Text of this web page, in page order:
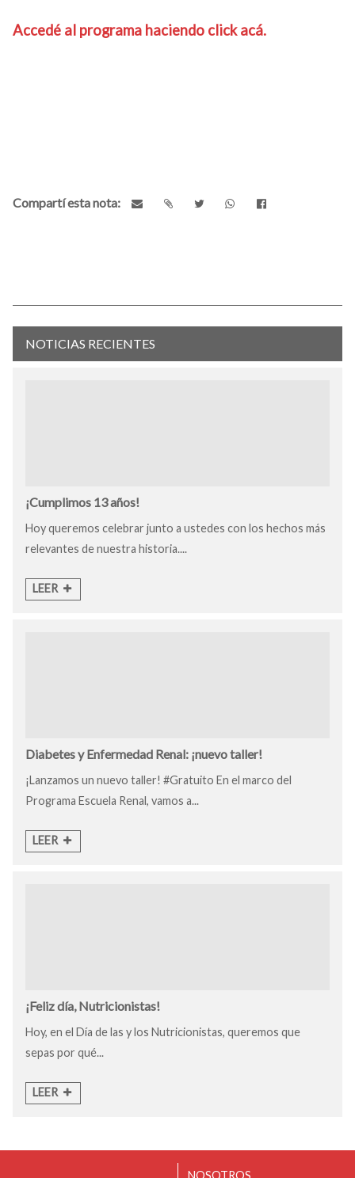
Accedé al programa haciendo click acá.
Compartí esta nota:
NOTICIAS RECIENTES
¡Cumplimos 13 años!
Hoy queremos celebrar junto a ustedes con los hechos más
relevantes de nuestra historia....
LEER
Diabetes y Enfermedad Renal: ¡nuevo taller!
¡Lanzamos un nuevo taller! #Gratuito En el marco del
Programa Escuela Renal, vamos a...
LEER
¡Feliz día, Nutricionistas!
Hoy, en el Día de las y los Nutricionistas, queremos que
sepas por qué...
LEER